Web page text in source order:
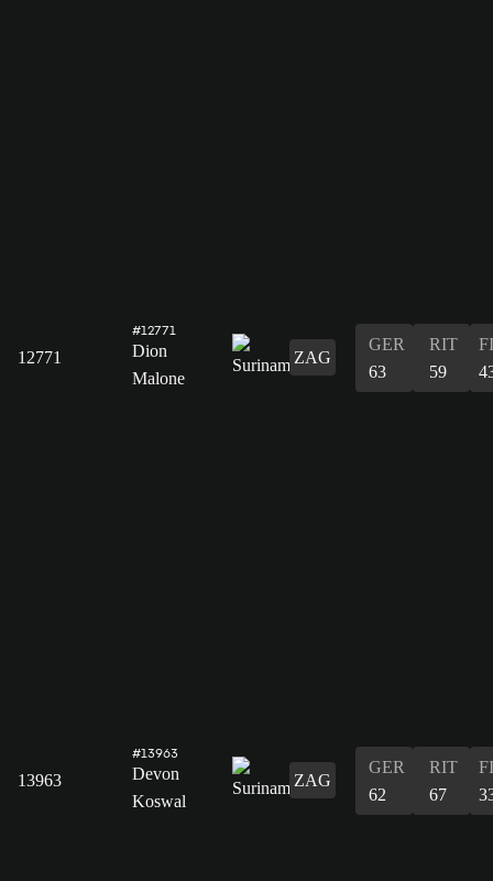
12771
#12771
Dion
Malone
ZAG
GER
63
RIT
59
13963
#13963
Devon
Koswal
ZAG
GER
62
RIT
67